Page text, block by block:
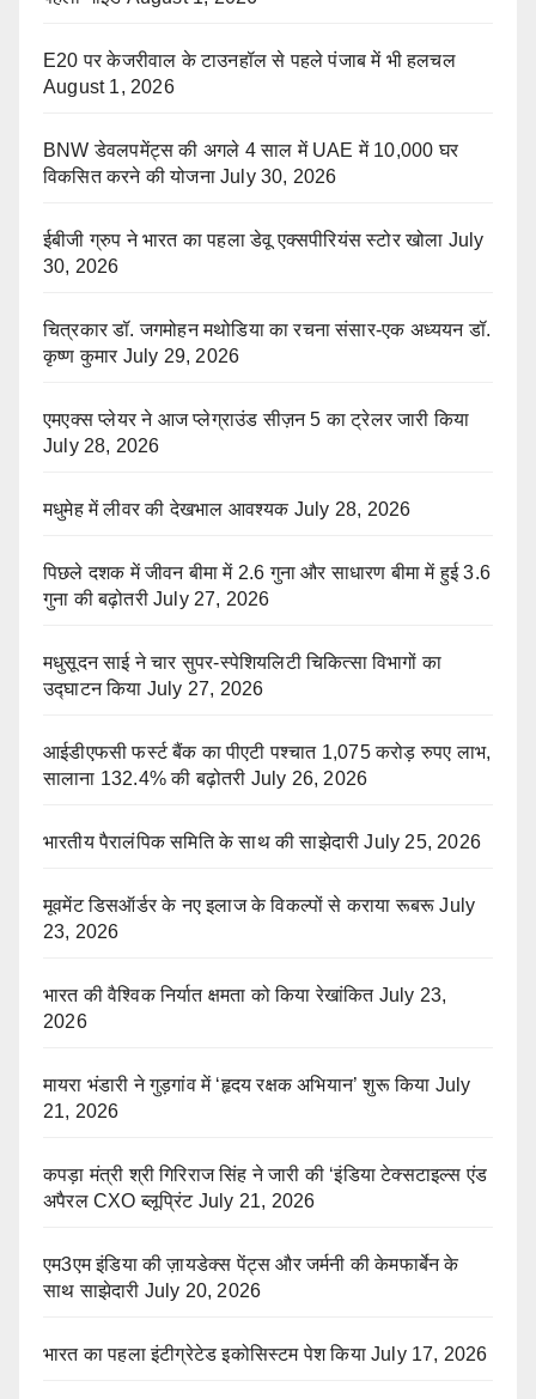
E20 पर केजरीवाल के टाउनहॉल से पहले पंजाब में भी हलचल
August 1, 2026
BNW डेवलपमेंट्स की अगले 4 साल में UAE में 10,000 घर
विकसित करने की योजना July 30, 2026
ईबीजी ग्रुप ने भारत का पहला डेवू एक्सपीरियंस स्टोर खोला July
30, 2026
चित्रकार डॉ. जगमोहन मथोडिया का रचना संसार-एक अध्ययन डॉ.
कृष्ण कुमार July 29, 2026
एमएक्स प्लेयर ने आज प्लेग्राउंड सीज़न 5 का ट्रेलर जारी किया
July 28, 2026
मधुमेह में लीवर की देखभाल आवश्यक July 28, 2026
पिछले दशक में जीवन बीमा में 2.6 गुना और साधारण बीमा में हुई 3.6
गुना की बढ़ोतरी July 27, 2026
मधुसूदन साई ने चार सुपर-स्पेशियलिटी चिकित्सा विभागों का
उद्घाटन किया July 27, 2026
आईडीएफसी फर्स्ट बैंक का पीएटी पश्चात 1,075 करोड़ रुपए लाभ,
सालाना 132.4% की बढ़ोतरी July 26, 2026
भारतीय पैरालंपिक समिति के साथ की साझेदारी July 25, 2026
मूवमेंट डिसऑर्डर के नए इलाज के विकल्पों से कराया रूबरू July
23, 2026
भारत की वैश्विक निर्यात क्षमता को किया रेखांकित July 23,
2026
मायरा भंडारी ने गुड़गांव में ‘हृदय रक्षक अभियान’ शुरू किया July
21, 2026
कपड़ा मंत्री श्री गिरिराज सिंह ने जारी की ‘इंडिया टेक्सटाइल्स एंड
अपैरल CXO ब्लूप्रिंट July 21, 2026
एम3एम इंडिया की ज़ायडेक्स पेंट्स और जर्मनी की केमफार्बेन के
साथ साझेदारी July 20, 2026
भारत का पहला इंटीग्रेटेड इकोसिस्टम पेश किया July 17, 2026